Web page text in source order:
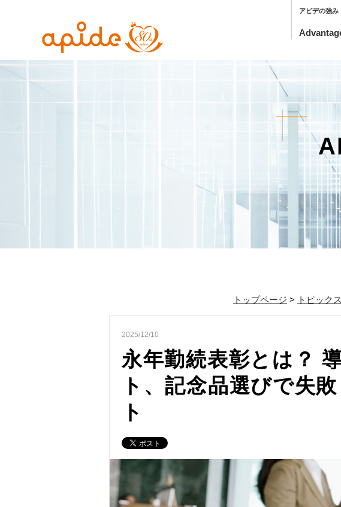
アピデの強み
トップページ > トピックス
2025/12/10
永年勤続表彰とは？
ト、記念品選びで失
ト